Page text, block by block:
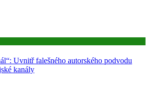
Uvnitř falešného autorského podvodu
kanály